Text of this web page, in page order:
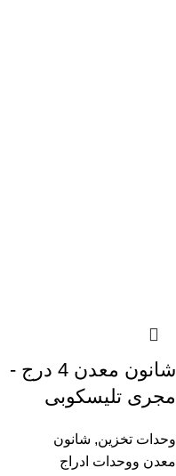
شانون معدن 4 درج -
مجرى تليسكوبى
وحدات تخزين, شانون
معدن ووحدات ادراج